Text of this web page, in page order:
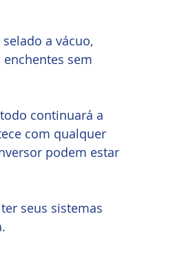
a vácuo,
sem
continuará a
com qualquer
podem estar
seus sistemas